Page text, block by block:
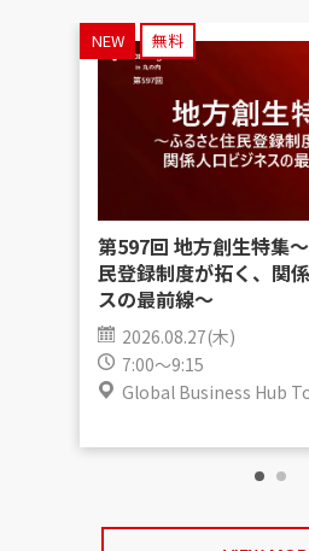
NEW 無料
第597回 地方創生特集
民登録制度が拓く、関
スの最前線〜
2026.08.27(木)
7:00～9:15
Global Business Hub